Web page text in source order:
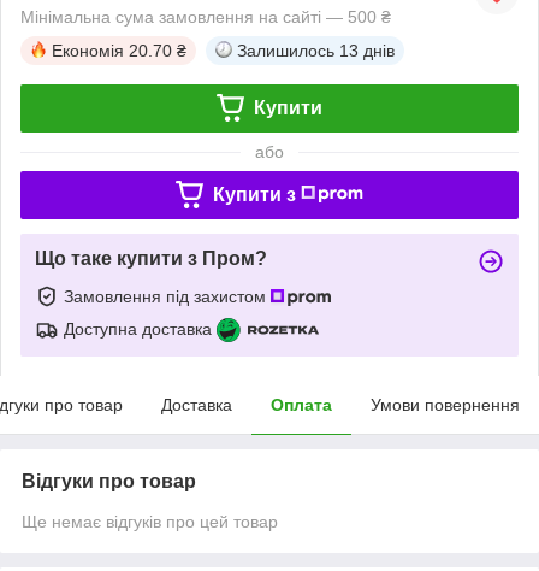
Мінімальна сума замовлення на сайті — 500 ₴
Економія 20.70 ₴ Залишилось 13 днів
Купити
або
Купити з
Що таке купити з Пром?
Замовлення під захистом
Доступна доставка
про товар Доставка Оплата Умови повернення
Відгуки про товар
Ще немає відгуків про цей товар